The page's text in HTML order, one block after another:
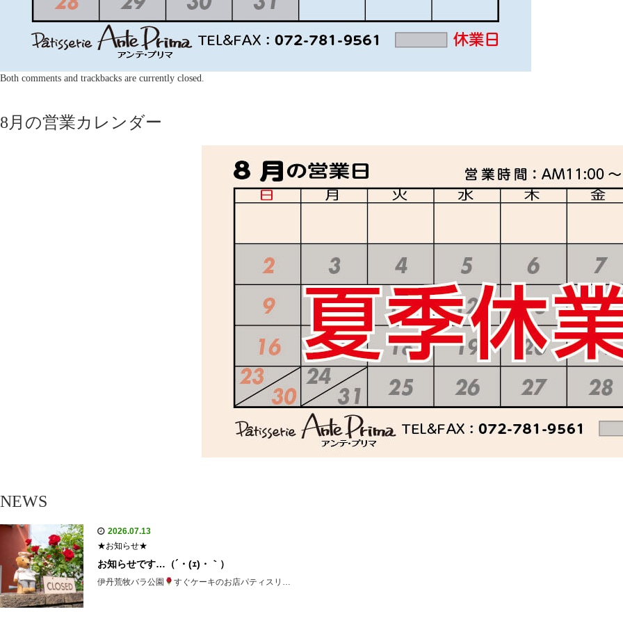
Both comments and trackbacks are currently closed.
8月の営業カレンダー
NEWS
2026.07.13
★お知らせ★
お知らせです…（´・(ｪ)・｀）
伊丹荒牧バラ公園 すぐケーキのお店パティスリ…